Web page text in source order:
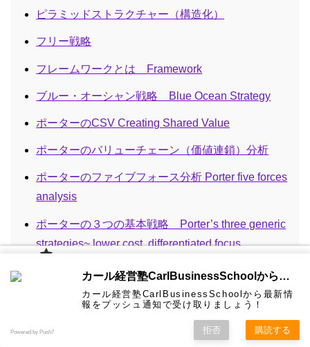
ピラミッドストラクチャー（構造化）
フリー戦略
フレームワークとは Framework
ブルー・オーシャン戦略 Blue Ocean Strategy
ポーターのCSV Creating Shared Value
ポーターのバリューチェーン（価値連鎖）分析
ポーターのファイブフォース分析 Porter five forces
analysis
ポーターの３つの基本戦略 Porter’s three generic
strategies~ lower cost, differentiated focus
ランチェスター戦略 弱者の戦略
リバース・イノベーション Reverse Innovation
仮説思考 hypothesis thinking
ばれまし
コンサル
ティング
経営学用
語集
認定コン
サルタン
無料メル
マガ！
★カール
経営塾動
お問い合
わせ
★熱海風
水＆グリ
プライバ
カール経営塾CarlBusinessSchoolから通知を受け取る
カール経営塾CarlBusinessSchoolから最新情
報をプッシュ通知で受け取りましょう！
Powered by Push7 拒否 購読する